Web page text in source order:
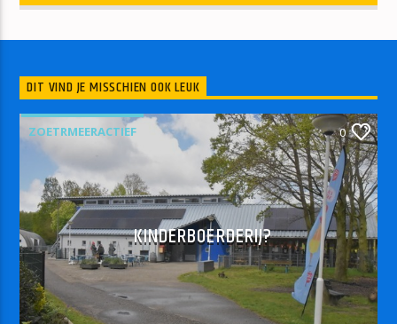
DIT VIND JE MISSCHIEN OOK LEUK
ZOETRMEERACTIEF 0
KINDERBOERDERIJ?